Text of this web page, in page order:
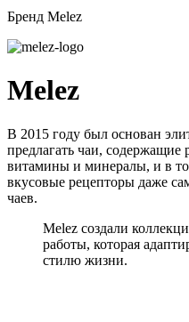
Бренд Melez
Melez
В 2015 году был основан
предлагать чаи, содержащие
витамины и минералы, и в
вкусовые рецепторы даже
чаев.
Melez создали
работы, которая
стилю жизни.